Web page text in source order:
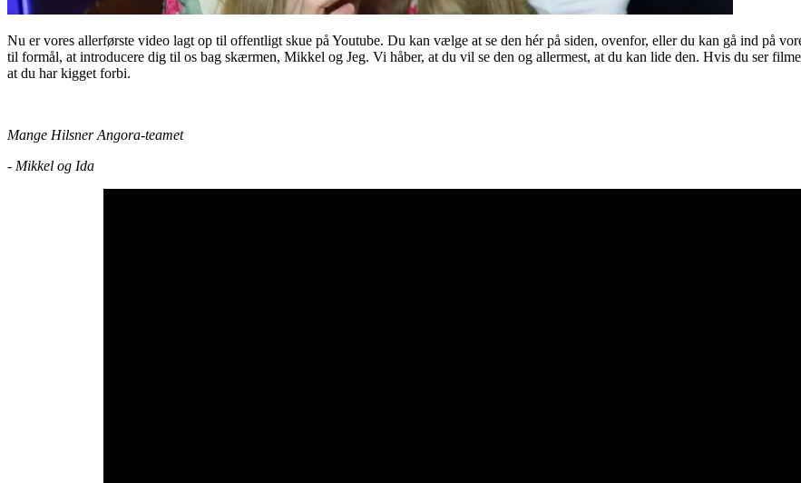
Nu er vores allerførste video lagt op til offentligt skue på Youtube. Du kan vælge at se den hér på siden, ovenfor, eller du kan gå ind på
til formål, at introducere dig til os bag skærmen, Mikkel og Jeg. Vi håber, at du vil se den og allermest, at du kan lide den. Hvis du ser
at du har kigget forbi.
Mange Hilsner Angora-teamet
- Mikkel og Ida